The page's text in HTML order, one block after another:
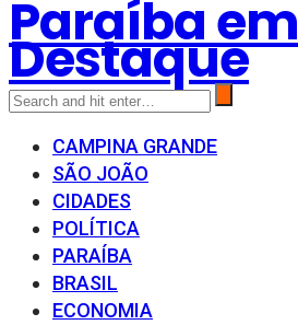
Paraíba em
Destaque
CAMPINA GRANDE
SÃO JOÃO
CIDADES
POLÍTICA
PARAÍBA
BRASIL
ECONOMIA